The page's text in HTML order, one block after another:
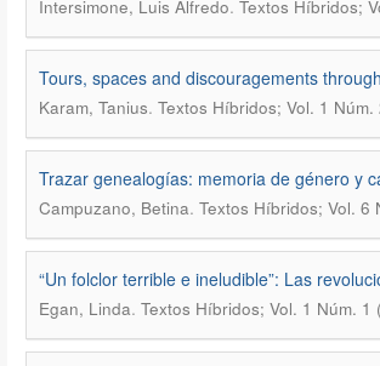
Intersimone, Luis Alfredo. Textos Híbridos;
Tours, spaces and discouragements
Karam, Tanius. Textos Híbridos; Vol. 1 Núm.
Trazar genealogías: memoria de género y
Campuzano, Betina. Textos Híbridos; Vol. 6
“Un folclor terrible e ineludible”: Las
Egan, Linda. Textos Híbridos; Vol. 1 Núm. 1